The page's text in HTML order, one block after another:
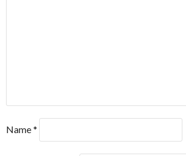
Name*